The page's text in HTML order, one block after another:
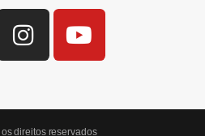
direitos reservados